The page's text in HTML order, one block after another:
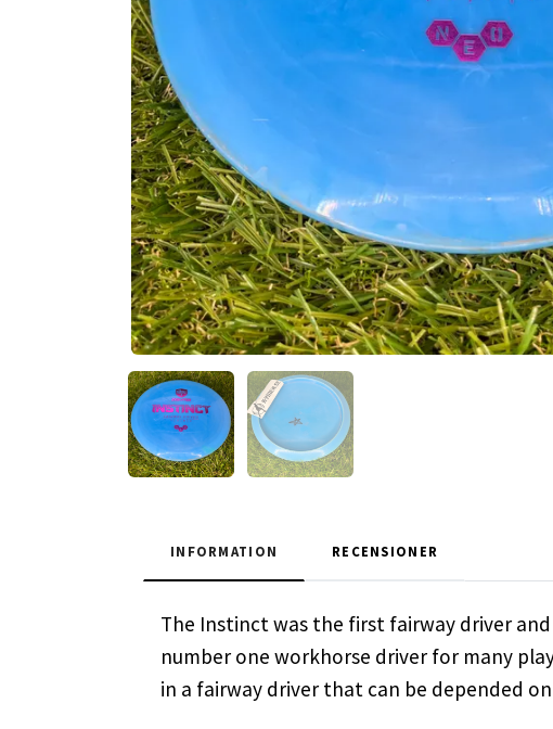
INFORMATION RECENSIONER
The Instinct was the first fairway driver
number one workhorse driver for many
in a fairway driver that can be depended